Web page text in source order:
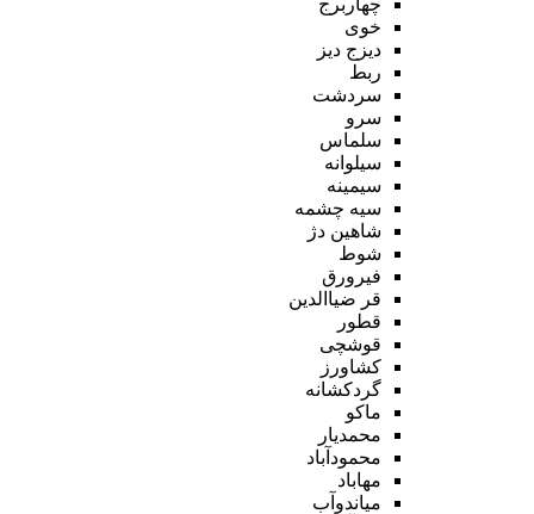
خوی
دیزج دیز
ربط
سردشت
سرو
سلماس
سیلوانه
سیمینه
سیه چشمه
شاهین دژ
شوط
فیرورق
قر ضیاالدین
قطور
قوشچی
کشاورز
گردکشانه
ماکو
محمدیار
محمودآباد
مهاباد
میاندوآب